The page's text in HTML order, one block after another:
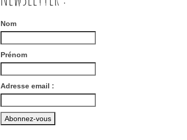
Nom
Prénom
Adresse email :